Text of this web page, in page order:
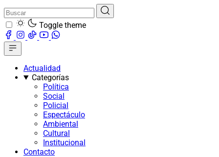
Toggle theme
Actualidad
Categorías
Política
Social
Policial
Espectáculo
Ambiental
Cultural
Institucional
Contacto